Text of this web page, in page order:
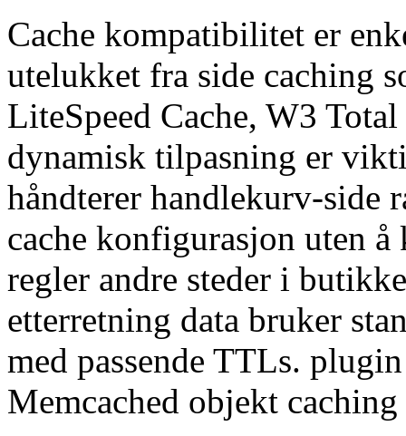
Cache kompatibilitet er
utelukket fra side caching
LiteSpeed Cache, W3
dynamisk tilpasning er
håndterer handlekurv-side
cache konfigurasjon uten å
regler andre steder i
etterretning data bruker
med passende TTLs.
Memcached objekt